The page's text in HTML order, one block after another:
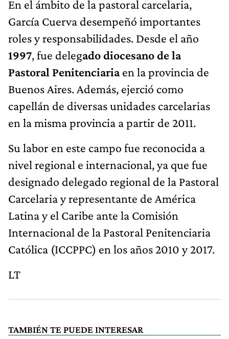
En el ámbito de la pastoral carcelaria,
García Cuerva desempeñó importantes
roles y responsabilidades. Desde el año
1997, fue delegado diocesano de la
Pastoral Penitenciariaen la provincia de
Buenos Aires. Además, ejerció como
capellán de diversas unidades carcelarias
en la misma provincia a partir de 2011.
Su labor en este campo fue reconocida a
nivel regional e internacional, ya que fue
designado delegado regional de la Pastoral
Carcelaria y representante de América
Latina y el Caribe ante la Comisión
Internacional de la Pastoral Penitenciaria
Católica (ICCPPC) en los años 2010 y 2017.
LT
TAMBIÉN TE PUEDE INTERESAR